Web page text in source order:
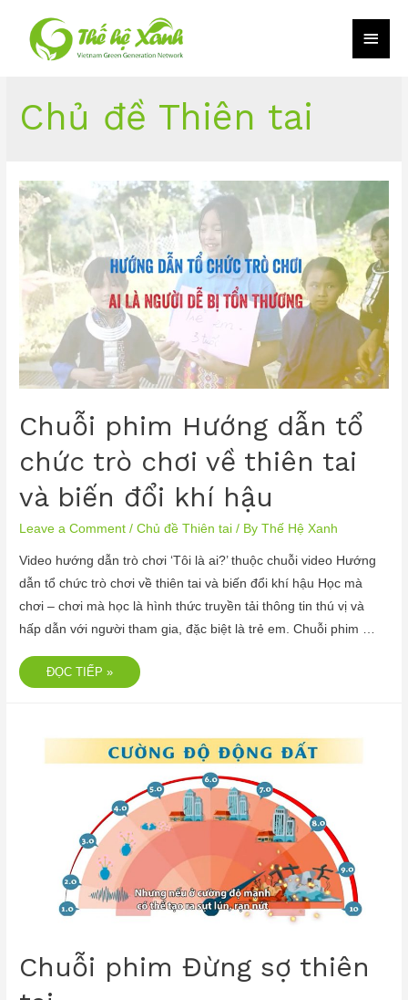
Chủ đề Thiên tai
Chuỗi phim Hướng dẫn tổ
chức trò chơi về thiên tai
và biến đổi khí hậu
Leave a Comment /Chủ đề Thiên tai / ByThế Hệ Xanh
Video hướng dẫn trò chơi ‘Tôi là ai?’ thuộc chuỗi video Hướng
dẫn tổ chức trò chơi về thiên tai và biến đổi khí hậu Học mà
chơi – chơi mà học là hình thức truyền tải thông tin thú vị và
hấp dẫn với người tham gia, đặc biệt là trẻ em. Chuỗi phim …
ĐỌC TIẾP »
Chuỗi phim Đừng sợ thiên